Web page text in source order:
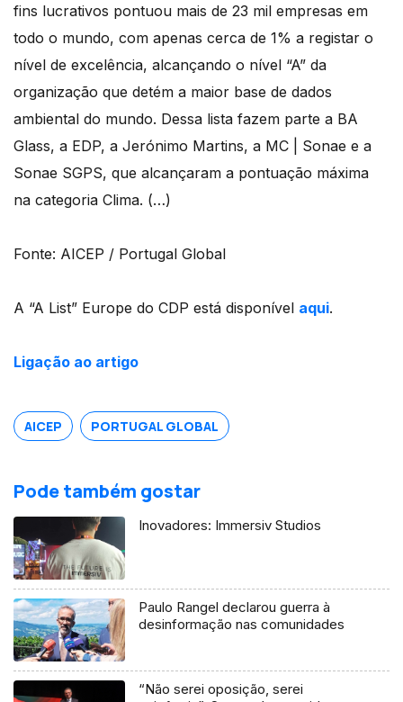
fins lucrativos pontuou mais de 23 mil empresas em
todo o mundo, com apenas cerca de 1% a registar o
nível de excelência, alcançando o nível “A” da
organização que detém a maior base de dados
ambiental do mundo. Dessa lista fazem parte a BA
Glass, a EDP, a Jerónimo Martins, a MC | Sonae e a
Sonae SGPS, que alcançaram a pontuação máxima
na categoria Clima. (…)
Fonte: AICEP / Portugal Global
A “A List” Europe do CDP está disponível aqui.
Ligação ao artigo
AICEP PORTUGAL GLOBAL
Pode também gostar
Inovadores: Immersiv Studios
Paulo Rangel declarou guerra à
desinformação nas comunidades
“Não serei oposição, serei